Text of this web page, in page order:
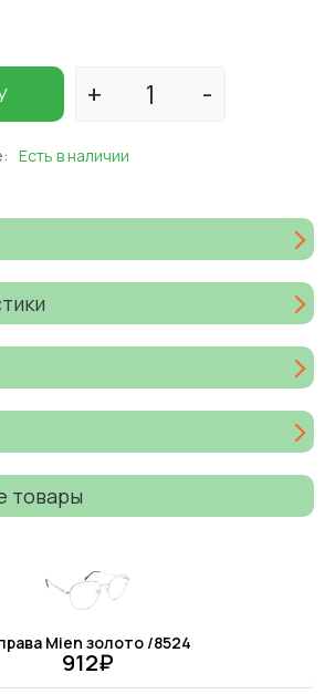
Есть в наличии
товары
Mien золото /8524
912₽